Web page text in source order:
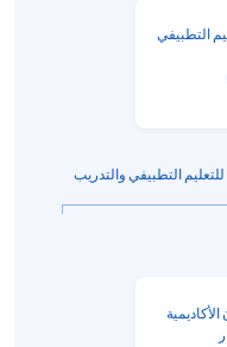
التطبيفي